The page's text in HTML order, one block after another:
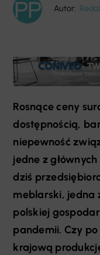
Autor:
Rosnące ceny
dostępnością,
niepewność
jedne z
dziś
meblarski, jedna
polskiej
pandemii. Czy
krajową